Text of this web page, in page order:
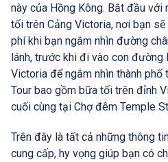
này của Hồng Kông. Bắt đầu với
tối trên Cảng Victoria, nơi bạn
phí khi bạn ngắm nhìn đường
lánh, trước khi đi vào con đường
Victoria để ngắm nhìn thành
Tour bao gồm bữa tối trên đỉnh
cuối cùng tại Chợ đêm Temple
Trên đây là tất cả những thông
cung cấp, hy vọng giúp bạn có